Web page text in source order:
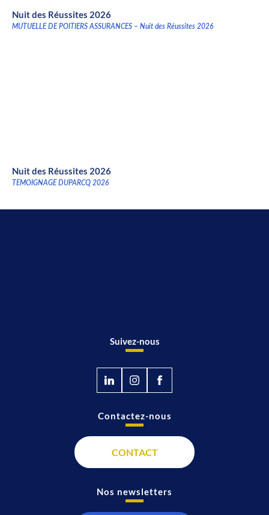
Nuit des Réussites 2026
MUTUELLE DE POITIERS ASSURANCES – Nuit des Réussites 2026
Nuit des Réussites 2026
TEMOIGNAGE DUPARCQ 2026
Suivez-nous
Contactez-nous
CONTACT
Nos newsletters